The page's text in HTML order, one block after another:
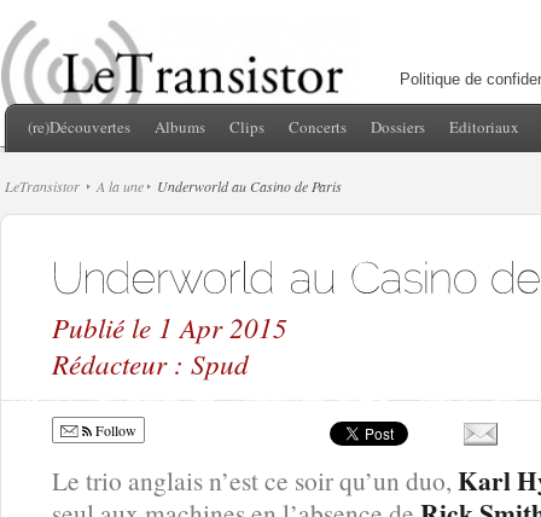
Politique de
(re)Découvertes Albums Clips Concerts Dossiers Editoriaux
LeTransistor A la une Underworld au Casino de Paris
Publié le 1 Apr 2015
Rédacteur : Spud
Follow
Le trio anglais n’est ce soir qu’un duo, Karl